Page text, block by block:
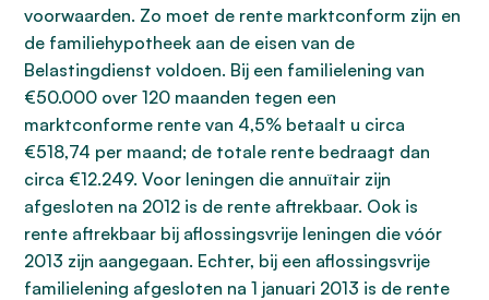
voorwaarden. Zo moet de rente marktconform zijn en
de familiehypotheek aan de eisen van de
Belastingdienst voldoen. Bij een familielening van
€50.000 over 120 maanden tegen een
marktconforme rente van 4,5% betaalt u circa
€518,74 per maand; de totale rente bedraagt dan
circa €12.249. Voor leningen die annuïtair zijn
afgesloten na 2012 is de rente aftrekbaar. Ook is
rente aftrekbaar bij aflossingsvrije leningen die vóór
2013 zijn aangegaan. Echter, bij een aflossingsvrije
familielening afgesloten na 1 januari 2013 is de rente